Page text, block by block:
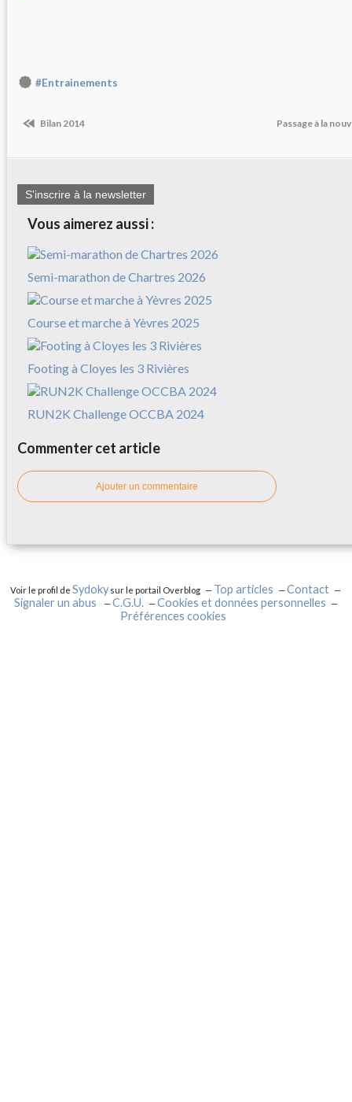
#Entrainements
Bilan 2014 Passage à la
S'inscrire à la newsletter
Vous aimerez aussi :
Semi-marathon de Chartres 2026
Course et marche à Yèvres 2025
Footing à Cloyes les 3 Rivières
RUN2K Challenge OCCBA 2024
Commenter cet article
Ajouter un commentaire
Voir le profil deSydokysur le portail Overblog Top articles
Contact
Signaler un abus
C.G.U.
Cookies et données personnelles
Préférences cookies